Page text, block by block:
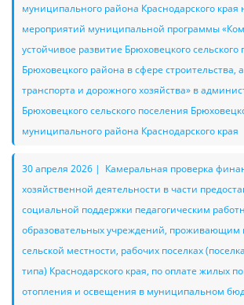
муниципального района Краснодарского
мероприятий муниципальной программы
устойчивое развитие Брюховецкого сельского
Брюховецкого района в сфере строительства,
транспорта и дорожного хозяйства» в
Брюховецкого сельского поселения
муниципального района Краснодарского края
30 апреля 2026 | Камеральная проверка
хозяйственной деятельности в части
социальной поддержки педагогическим
образовательных учреждений,
сельской местности, рабочих поселках
типа) Краснодарского края, по оплате жилых
отопления и освещения в муниципальном